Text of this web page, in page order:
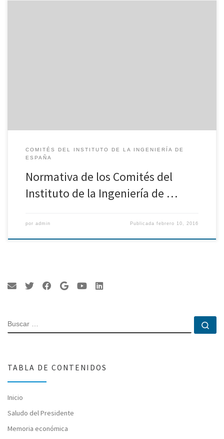
COMITÉS DEL INSTITUTO DE LA INGENIERÍA DE
ESPAÑA
Normativa de los Comités del
Instituto de la Ingeniería de …
por admin Publicadafebrero 10, 2016
BUSCAR
TABLA DE CONTENIDOS
Inicio
Saludo del Presidente
Memoria económica